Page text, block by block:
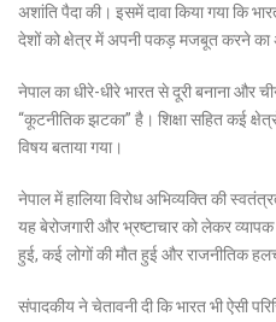
अशांति पैदा की। इसमें दावा किया गया कि
देशों को क्षेत्र में अपनी पकड़ मजबूत करने का
नेपाल का धीरे-धीरे भारत से दूरी बनाना
“कूटनीतिक झटका” है। शिक्षा सहित कई
विषय बताया गया।
नेपाल में हालिया विरोध अभिव्यक्ति की
यह बेरोजगारी और भ्रष्टाचार को लेकर
हुई, कई लोगों की मौत हुई और राजनीतिक
संपादकीय ने चेतावनी दी कि भारत भी ऐसी